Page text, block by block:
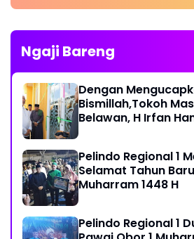
Ngaji Bareng
Dengan
Bismillah,Tokoh
Belawan, H Irfan
Pelindo Regional 1
Selamat Tahun
Muharram 1448 H
Pelindo Regional 1